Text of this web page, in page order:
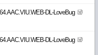
DL-LoveBug
DL-LoveBug